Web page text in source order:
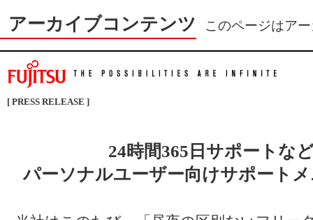
アーカイブコンテンツ このページはア
[ PRESS RELEASE ]
24時間365日サポートな
パーソナルユーザー向けサポート